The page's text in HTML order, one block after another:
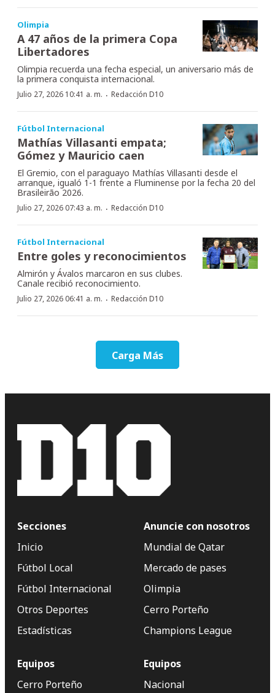
Olimpia
A 47 años de la primera Copa
Libertadores
Olimpia recuerda una fecha especial, un aniversario más de
la primera conquista internacional.
Julio 27, 2026 10:41 a. m. · Redacción D10
Fútbol Internacional
Mathías Villasanti empata;
Gómez y Mauricio caen
El Gremio, con el paraguayo Mathías Villasanti desde el
arranque, igualó 1-1 frente a Fluminense por la fecha 20 del
Brasileirão 2026.
Julio 27, 2026 07:43 a. m. · Redacción D10
Fútbol Internacional
Entre goles y reconocimientos
Almirón y Ávalos marcaron en sus clubes.
Canale recibió reconocimiento.
Julio 27, 2026 06:41 a. m. · Redacción D10
Carga Más
Secciones
Inicio
Fútbol Local
Fútbol Internacional
Otros Deportes
Estadísticas
Anuncie con nosotros
Mundial de Qatar
Mercado de pases
Olimpia
Cerro Porteño
Champions League
Equipos
Cerro Porteño
Equipos
Nacional